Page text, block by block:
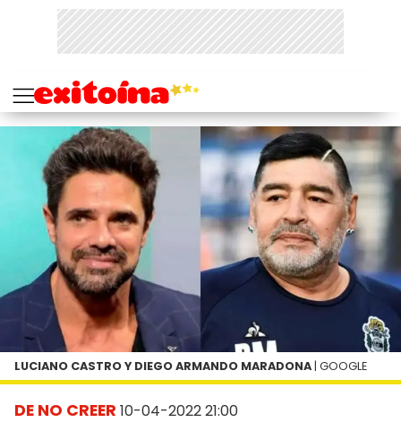
DE NO CREER 10-04-2022 21:00
LUCIANO CASTRO Y DIEGO ARMANDO MARADONA | GOOGLE